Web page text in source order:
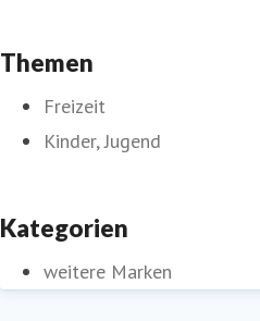
Themen
Freizeit
Kinder, Jugend
Kategorien
weitere Marken